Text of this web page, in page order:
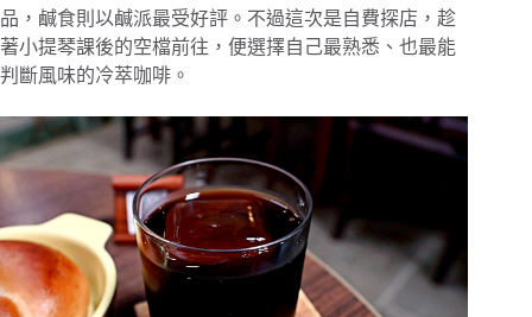
品，鹹食則以鹹派最受好評。不過這次是自費探店，趁
著小提琴課後的空檔前往，便選擇自己最熟悉、也最能
判斷風味的冷萃咖啡。